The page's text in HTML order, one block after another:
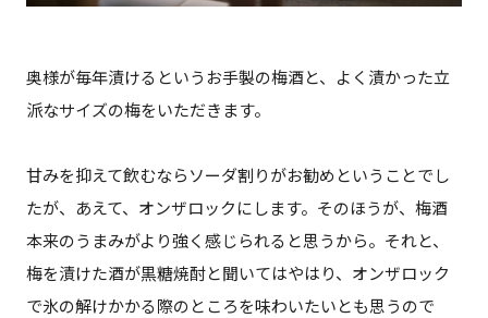
奥様が毎年漬けるというお手製の梅酒と、よく漬かった立
派なサイズの梅をいただきます。
甘みを抑えて飲むならソーダ割りがお勧めということでし
たが、あえて、オンザロックにします。そのほうが、梅酒
本来のうまみがより強く感じられると思うから。それと、
梅を漬けた酒が黒糖焼酎と聞いてはやはり、オンザロック
で氷の解けかかる際のところを味わいたいとも思うので